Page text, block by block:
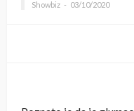
Showbiz 03/10/2020